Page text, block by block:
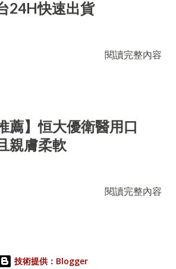
24H快速出貨
閱讀完整內容
薦】恒大優衛醫用口
親膚柔軟
閱讀完整內容
技術提供：Blogger